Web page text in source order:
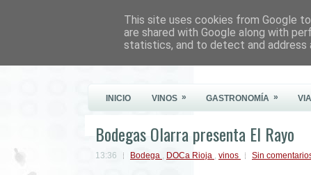
Este Vino Me Gusta
INICIO VINOS » GASTRONOMÍA »
Bodegas Olarra presenta El Rayo
13:36 Bodega , DOCa Rioja , vinos Sin
This site uses cookies from Google
are shared with Google along with
statistics, and to detect and address